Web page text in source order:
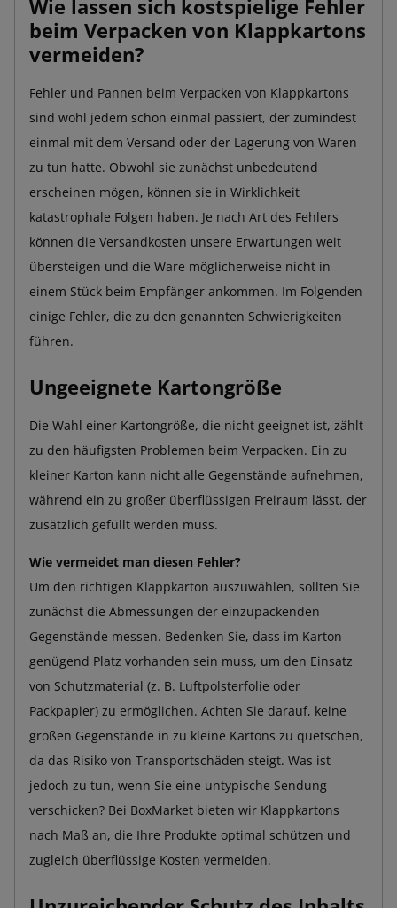
Wie lassen sich kostspielige Fehler
beim Verpacken von Klappkartons
vermeiden?
Fehler und Pannen beim Verpacken von Klappkartons
sind wohl jedem schon einmal passiert, der zumindest
einmal mit dem Versand oder der Lagerung von Waren
zu tun hatte. Obwohl sie zunächst unbedeutend
erscheinen mögen, können sie in Wirklichkeit
katastrophale Folgen haben. Je nach Art des Fehlers
können die Versandkosten unsere Erwartungen weit
übersteigen und die Ware möglicherweise nicht in
einem Stück beim Empfänger ankommen. Im Folgenden
einige Fehler, die zu den genannten Schwierigkeiten
führen.
Ungeeignete Kartongröße
Die Wahl einer Kartongröße, die nicht geeignet ist, zählt
zu den häufigsten Problemen beim Verpacken. Ein zu
kleiner Karton kann nicht alle Gegenstände aufnehmen,
während ein zu großer überflüssigen Freiraum lässt, der
zusätzlich gefüllt werden muss.
Wie vermeidet man diesen Fehler?
Um den richtigen Klappkarton auszuwählen, sollten Sie
zunächst die Abmessungen der einzupackenden
Gegenstände messen. Bedenken Sie, dass im Karton
genügend Platz vorhanden sein muss, um den Einsatz
von Schutzmaterial (z. B. Luftpolsterfolie oder
Packpapier) zu ermöglichen. Achten Sie darauf, keine
großen Gegenstände in zu kleine Kartons zu quetschen,
da das Risiko von Transportschäden steigt. Was ist
jedoch zu tun, wenn Sie eine untypische Sendung
verschicken? Bei BoxMarket bieten wir Klappkartons
nach Maß an, die Ihre Produkte optimal schützen und
zugleich überflüssige Kosten vermeiden.